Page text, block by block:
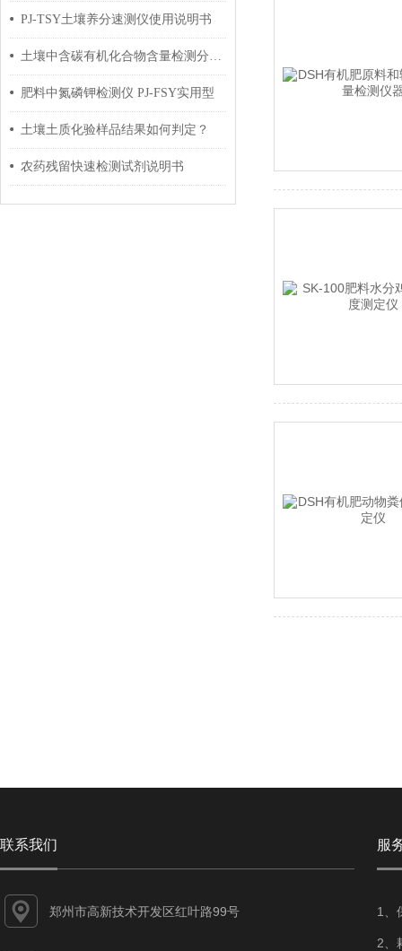
PJ-TSY土壤养分速测仪使用说明书
土壤中含碳有机化合物含量检测分析仪器
肥料中氮磷钾检测仪 PJ-FSY实用型
土壤土质化验样品结果如何判定？
农药残留快速检测试剂说明书
联系我们
郑州市高新技术开发区红叶路99号
服
1、
2、